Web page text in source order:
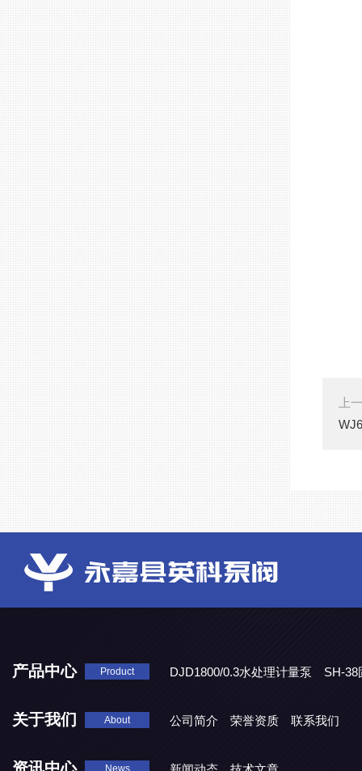
上
产品中心 Product DJD1800/0.3水处理计量泵
SH-38
关于我们 About 公司简介 荣誉资质 联系我们
News